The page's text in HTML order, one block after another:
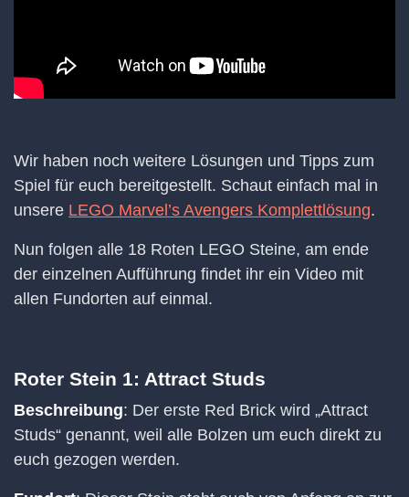
Wir haben noch weitere Lösungen und Tipps zum
Spiel für euch bereitgestellt. Schaut einfach mal in
unsere LEGO Marvel’s Avengers Komplettlösung.
Nun folgen alle 18 Roten LEGO Steine, am ende
der einzelnen Aufführung findet ihr ein Video mit
allen Fundorten auf einmal.
Roter Stein 1: Attract Studs
Beschreibung: Der erste Red Brick wird „Attract
Studs“ genannt, weil alle Bolzen um euch direkt zu
euch gezogen werden.